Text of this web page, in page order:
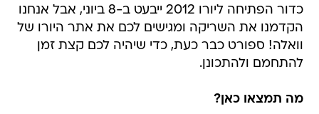
כדור הפתיחה ליורו 2012 ייבעט ב-8 ביוני, אבל אנחנו
הקדמנו את השריקה ומגישים לכם את אתר היורו של
וואלה! ספורט כבר כעת, כדי שיהיה לכם קצת זמן
להתחמם ולהתכונן.
מה תמצאו כאן?